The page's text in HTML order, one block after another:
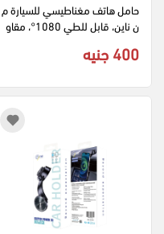
حامل هاتف مغناطيسي للسيارة م
ن ناين، قابل للطي 1080°، مقاو
400 جنيه